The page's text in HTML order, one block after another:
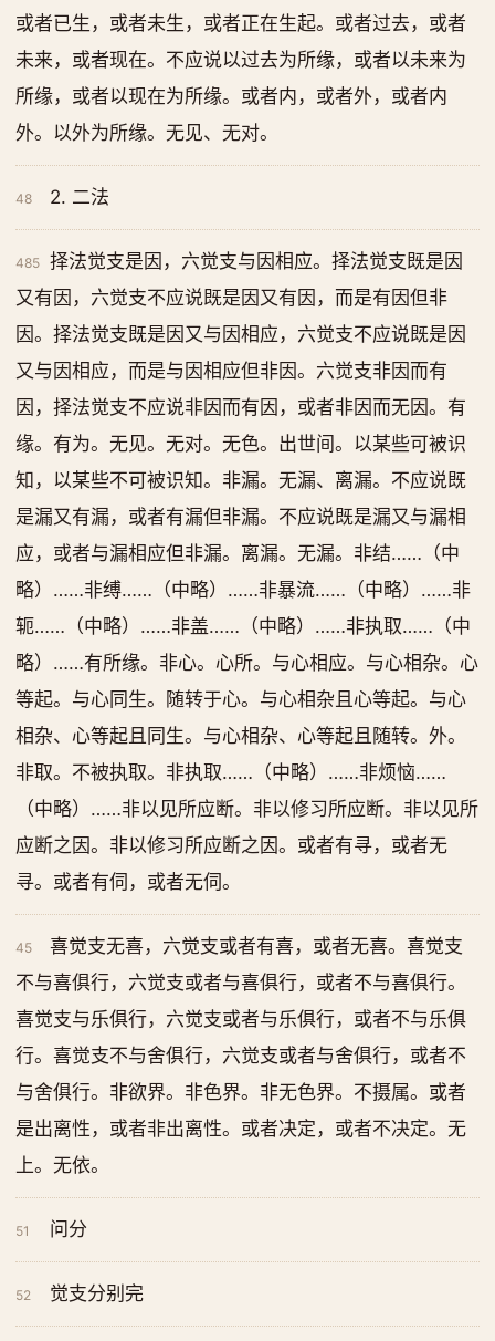
或者已生，或者未生，或者正在生起。或者过去，或者
未来，或者现在。不应说以过去为所缘，或者以未来为
所缘，或者以现在为所缘。或者内，或者外，或者内
外。以外为所缘。无见、无对。
48 2. 二法
485
择法觉支是因，六觉支与因相应。择法觉支既是因
又有因，六觉支不应说既是因又有因，而是有因但非
因。择法觉支既是因又与因相应，六觉支不应说既是因
又与因相应，而是与因相应但非因。六觉支非因而有
因，择法觉支不应说非因而有因，或者非因而无因。有
缘。有为。无见。无对。无色。出世间。以某些可被识
知，以某些不可被识知。非漏。无漏、离漏。不应说既
是漏又有漏，或者有漏但非漏。不应说既是漏又与漏相
应，或者与漏相应但非漏。离漏。无漏。非结……（中
略）……非缚……（中略）……非暴流……（中略）……非
轭……（中略）……非盖……（中略）……非执取……（中
略）……有所缘。非心。心所。与心相应。与心相杂。心
等起。与心同生。随转于心。与心相杂且心等起。与心
相杂、心等起且同生。与心相杂、心等起且随转。外。
非取。不被执取。非执取……（中略）……非烦恼……
（中略）……非以见所应断。非以修习所应断。非以见所
应断之因。非以修习所应断之因。或者有寻，或者无
寻。或者有伺，或者无伺。
45
喜觉支无喜，六觉支或者有喜，或者无喜。喜觉支
不与喜俱行，六觉支或者与喜俱行，或者不与喜俱行。
喜觉支与乐俱行，六觉支或者与乐俱行，或者不与乐俱
行。喜觉支不与舍俱行，六觉支或者与舍俱行，或者不
与舍俱行。非欲界。非色界。非无色界。不摄属。或者
是出离性，或者非出离性。或者决定，或者不决定。无
上。无依。
51 问分
52 觉支分别完